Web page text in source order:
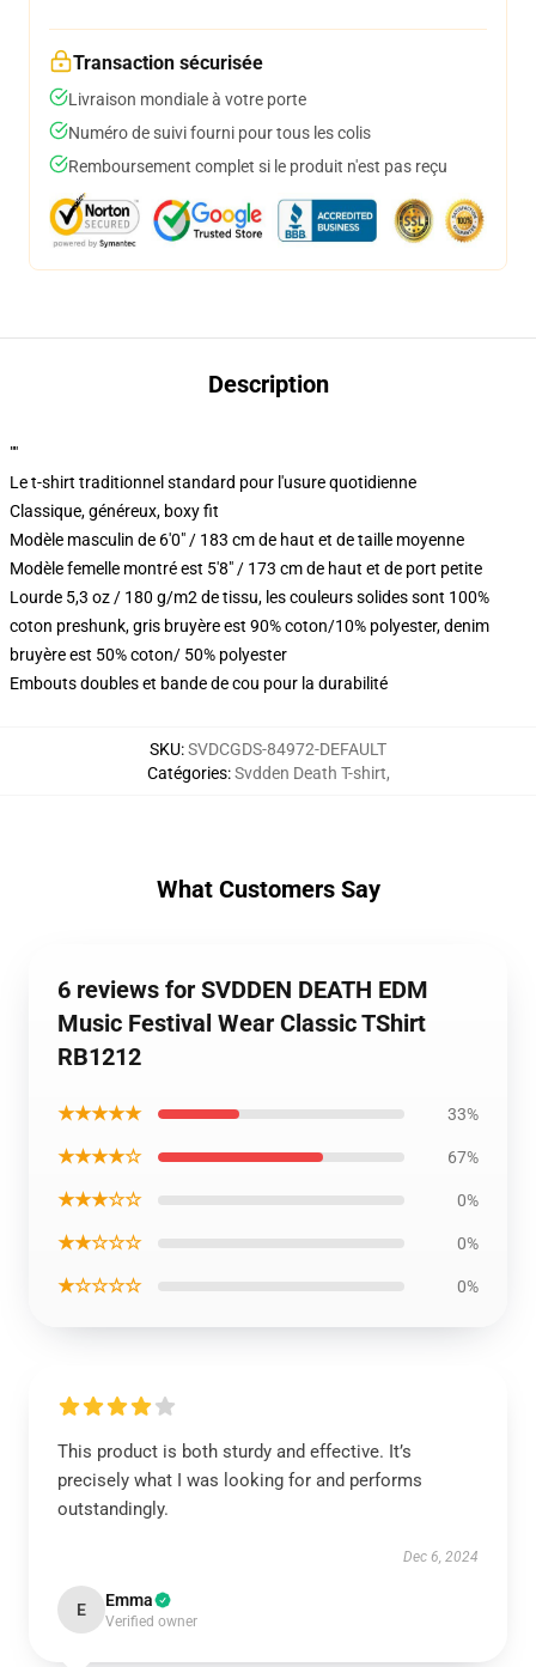
Transaction sécurisée
Livraison mondiale à votre porte
Numéro de suivi fourni pour tous les colis
Remboursement complet si le produit n'est pas reçu
Description
""
Le t-shirt traditionnel standard pour l'usure quotidienne
Classique, généreux, boxy fit
Modèle masculin de 6'0" / 183 cm de haut et de taille moyenne
Modèle femelle montré est 5'8" / 173 cm de haut et de port petite
Lourde 5,3 oz / 180 g/m2 de tissu, les couleurs solides sont 100%
coton preshunk, gris bruyère est 90% coton/10% polyester, denim
bruyère est 50% coton/ 50% polyester
Embouts doubles et bande de cou pour la durabilité
SKU:SVDCGDS-84972-DEFAULT
Catégories:Svdden Death T-shirt,
What Customers Say
6 reviews for SVDDEN DEATH EDM
Music Festival Wear Classic TShirt
RB1212
★★★★★ 33%
★★★★☆ 67%
★★★☆☆ 0%
★★☆☆☆ 0%
★☆☆☆☆ 0%
This product is both sturdy and effective. It’s
precisely what I was looking for and performs
outstandingly.
Dec 6, 2024
E Emma
Verified owner